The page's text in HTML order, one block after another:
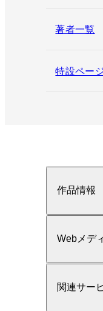
著者一覧
特設ペー
作品情報
Webメデ
関連サー